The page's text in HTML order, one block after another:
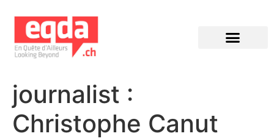
journalist :
Christophe Canut